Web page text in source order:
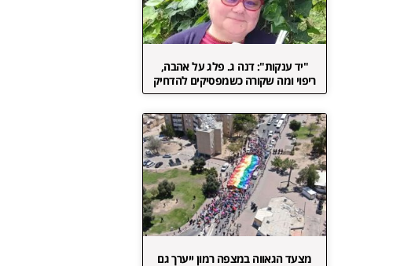
"יד ענקות": דנה ג. פלג על אהבה,
ריפוי ומה שקורה כשמפסיקים להדחיק
מצעד הגאווה במצפה רמון ייערך גם